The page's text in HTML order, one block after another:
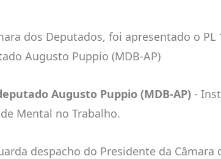
dos Deputados, foi apresentado o PL
Augusto Puppio (MDB-AP)
Augusto Puppio (MDB-AP) -
Mental no Trabalho.
despacho do Presidente da Câmara